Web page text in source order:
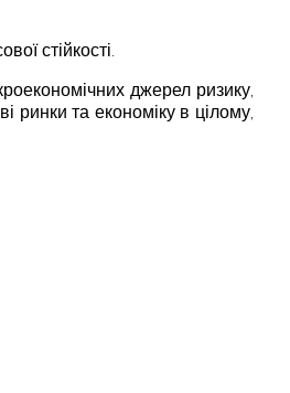
стійкості.
джерел ризику,
ринки та економіку в цілому,